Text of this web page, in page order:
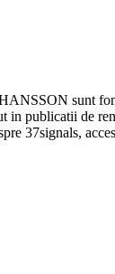
sunt
in publicatii de
37signals,